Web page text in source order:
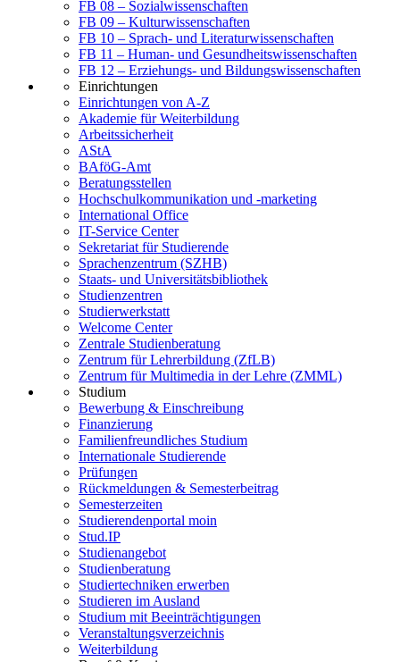
FB 08 – Sozialwissenschaften
FB 09 – Kulturwissenschaften
FB 10 – Sprach- und Literaturwissenschaften
FB 11 – Human- und Gesundheitswissenschaften
FB 12 – Erziehungs- und Bildungswissenschaften
Einrichtungen
Einrichtungen von A-Z
Akademie für Weiterbildung
Arbeitssicherheit
AStA
BAföG-Amt
Beratungsstellen
Hochschulkommunikation und -marketing
International Office
IT-Service Center
Sekretariat für Studierende
Sprachenzentrum (SZHB)
Staats- und Universitätsbibliothek
Studienzentren
Studierwerkstatt
Welcome Center
Zentrale Studienberatung
Zentrum für Lehrerbildung (ZfLB)
Zentrum für Multimedia in der Lehre (ZMML)
Studium
Bewerbung & Einschreibung
Finanzierung
Familienfreundliches Studium
Internationale Studierende
Prüfungen
Rückmeldungen & Semesterbeitrag
Semesterzeiten
Studierendenportal moin
Stud.IP
Studienangebot
Studienberatung
Studiertechniken erwerben
Studieren im Ausland
Studium mit Beeinträchtigungen
Veranstaltungsverzeichnis
Weiterbildung